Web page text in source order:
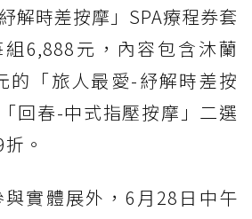
解時差按摩」SPA療程券套
6,888元，內容包含沐蘭
的「旅人最愛-紓解時差按
回春-中式指壓按摩」二選
。
實體展外，6月28日中午